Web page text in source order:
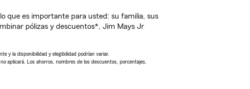
que es importante para usted: su familia, sus
pólizas y descuentos*, Jim Mays Jr
y la disponibilidad y elegibilidad podrían variar.
aplicará. Los ahorros, nombres de los descuentos, porcentajes,